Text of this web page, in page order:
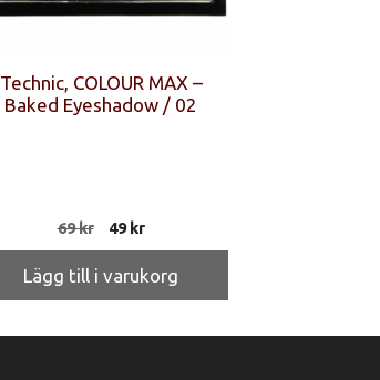
Technic, COLOUR MAX –
Baked Eyeshadow / 02
69kr
Det
ursprungliga
priset
var:
49krDet
nuvarande
priset
är:
Lägg till i varukorg